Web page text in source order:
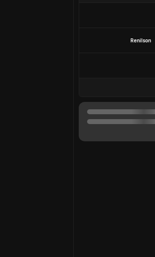
Renilson